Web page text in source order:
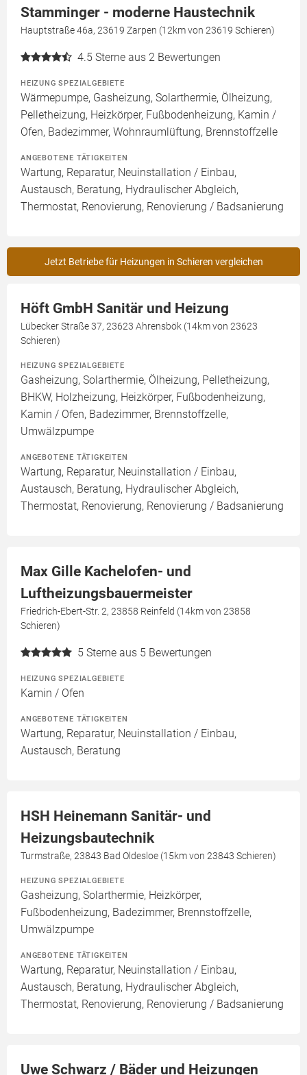
Stamminger - moderne Haustechnik
Hauptstraße 46a, 23619 Zarpen (12km von 23619 Schieren)
4.5 Sterne aus 2 Bewertungen
HEIZUNG SPEZIALGEBIETE
Wärmepumpe, Gasheizung, Solarthermie, Ölheizung,
Pelletheizung, Heizkörper, Fußbodenheizung, Kamin /
Ofen, Badezimmer, Wohnraumlüftung, Brennstoffzelle
ANGEBOTENE TÄTIGKEITEN
Wartung, Reparatur, Neuinstallation / Einbau,
Austausch, Beratung, Hydraulischer Abgleich,
Thermostat, Renovierung, Renovierung / Badsanierung
Jetzt Betriebe für Heizungen in Schieren vergleichen
Höft GmbH Sanitär und Heizung
Lübecker Straße 37, 23623 Ahrensbök (14km von 23623
Schieren)
HEIZUNG SPEZIALGEBIETE
Gasheizung, Solarthermie, Ölheizung, Pelletheizung,
BHKW, Holzheizung, Heizkörper, Fußbodenheizung,
Kamin / Ofen, Badezimmer, Brennstoffzelle,
Umwälzpumpe
ANGEBOTENE TÄTIGKEITEN
Wartung, Reparatur, Neuinstallation / Einbau,
Austausch, Beratung, Hydraulischer Abgleich,
Thermostat, Renovierung, Renovierung / Badsanierung
Max Gille Kachelofen- und
Luftheizungsbauermeister
Friedrich-Ebert-Str. 2, 23858 Reinfeld (14km von 23858
Schieren)
5 Sterne aus 5 Bewertungen
HEIZUNG SPEZIALGEBIETE
Kamin / Ofen
ANGEBOTENE TÄTIGKEITEN
Wartung, Reparatur, Neuinstallation / Einbau,
Austausch, Beratung
HSH Heinemann Sanitär- und
Heizungsbautechnik
Turmstraße, 23843 Bad Oldesloe (15km von 23843 Schieren)
HEIZUNG SPEZIALGEBIETE
Gasheizung, Solarthermie, Heizkörper,
Fußbodenheizung, Badezimmer, Brennstoffzelle,
Umwälzpumpe
ANGEBOTENE TÄTIGKEITEN
Wartung, Reparatur, Neuinstallation / Einbau,
Austausch, Beratung, Hydraulischer Abgleich,
Thermostat, Renovierung, Renovierung / Badsanierung
Uwe Schwarz / Bäder und Heizungen